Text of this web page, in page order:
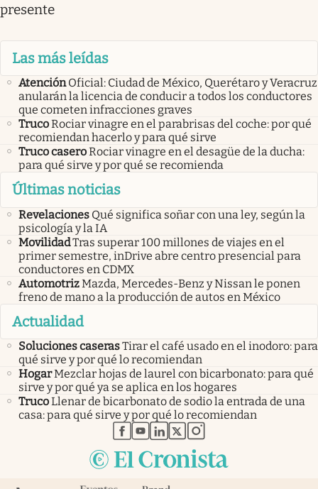
presente
Las más leídas
Atención Oficial: Ciudad de México, Querétaro y Veracruz
anularán la licencia de conducir a todos los conductores
que cometen infracciones graves
TrucoRociar vinagre en el parabrisas del coche: por qué
recomiendan hacerlo y para qué sirve
Truco caseroRociar vinagre en el desagüe de la ducha:
para qué sirve y por qué se recomienda
Últimas noticias
Revelaciones Qué significa soñar con una ley, según la
psicología y la IA
MovilidadTras superar 100 millones de viajes en el
primer semestre, inDrive abre centro presencial para
conductores en CDMX
AutomotrizMazda, Mercedes-Benz y Nissan le ponen
freno de mano a la producción de autos en México
Actualidad
Soluciones caserasTirar el café usado en el inodoro: para
qué sirve y por qué lo recomiendan
HogarMezclar hojas de laurel con bicarbonato: para qué
sirve y por qué ya se aplica en los hogares
TrucoLlenar de bicarbonato de sodio la entrada de una
casa: para qué sirve y por qué lo recomiendan
abre en nueva pestaña
abre en nueva pestaña
abre en nueva pestaña
abre en nueva pestaña
abre en nueva pestaña